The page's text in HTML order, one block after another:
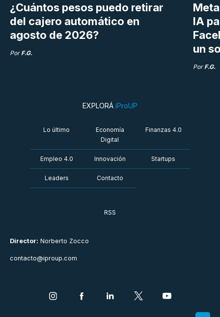
¿Cuántos pesos puedo retirar
del cajero automático en
agosto de 2026?
Por F.G.
IA
un
Por F.G.
Director: Norberto Zocco
contacto@iproup.com
EXPLORÁ iProUP
Lo último
Economía
Digital
Finanzas 4.0
Empleo 4.0 Innovación Startups
Leaders Contacto
RSS